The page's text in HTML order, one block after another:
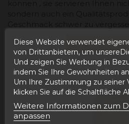
Kaufen
Diese Website verwendet
von Drittanbietern, um
Und zeigen Sie Werbung in
indem Sie Ihre Gewohnheiten
Um Ihre Zustimmung zu seiner
klicken Sie auf die Schaltfläche
Weitere Informationen zum
anpassen